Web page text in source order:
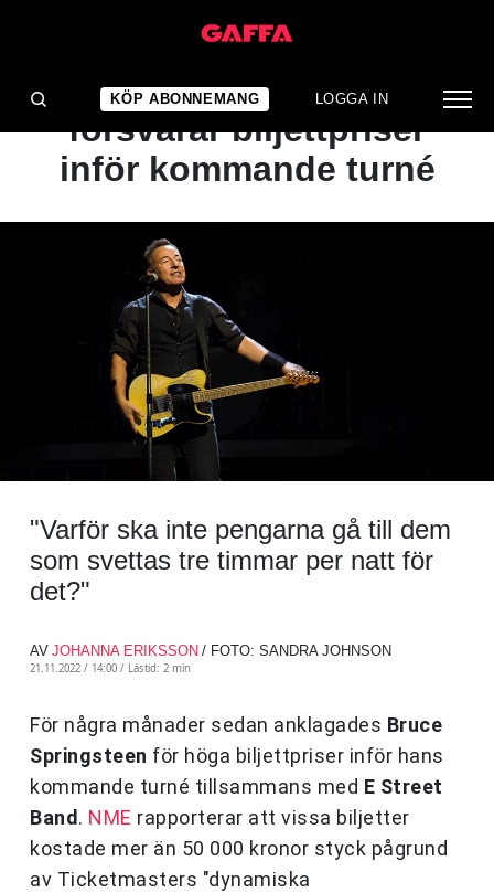
KÖP ABONNEMANG LOGGA IN
NYHET
Bruce Springsteen
försvarar biljettpriser
inför kommande turné
"Varför ska inte pengarna gå till dem
som svettas tre timmar per natt för
det?"
AV JOHANNA ERIKSSON / FOTO: SANDRA JOHNSON
21.11.2022 / 14:00 / Lästid: 2 min
För några månader sedan anklagades Bruce
Springsteen för höga biljettpriser inför hans
kommande turné tillsammans med E Street
Band . NME rapporterar att vissa biljetter
kostade mer än 50 000 kronor styck pågrund
av Ticketmasters "dynamiska